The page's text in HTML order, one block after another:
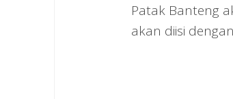
Patak Banteng
akan diisi